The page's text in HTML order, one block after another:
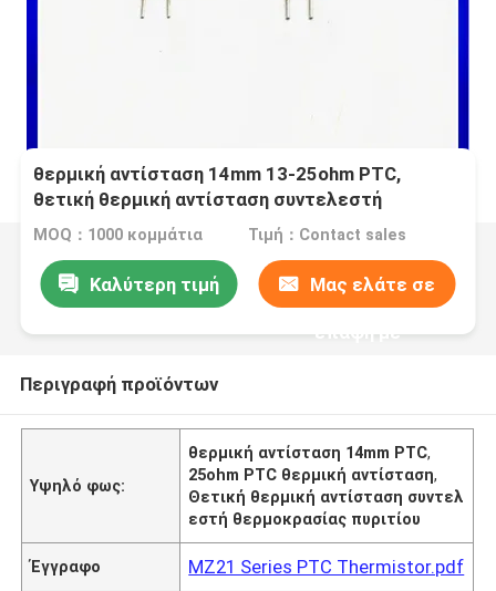
θερμική αντίσταση 14mm 13-25ohm PTC,
θετική θερμική αντίσταση συντελεστή
θερμοκρασίας MZ21
MOQ：1000 κομμάτια Τιμή：Contact sales
Καλύτερη τιμή Μας ελάτε σε
επαφή με
Περιγραφή προϊόντων
Υψηλό φως:
θερμική αντίσταση 14mm PTC,
25ohm PTC θερμική αντίσταση,
Θετική θερμική αντίσταση συντελ
εστή θερμοκρασίας πυριτίου
Έγγραφο MZ21 Series PTC Thermistor.pdf